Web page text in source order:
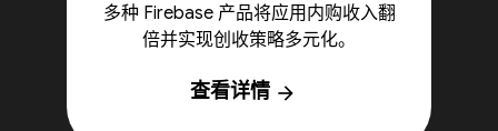
多种 Firebase 产品将应用内购收入翻
倍并实现创收策略多元化。
查看详情 arrow_forward